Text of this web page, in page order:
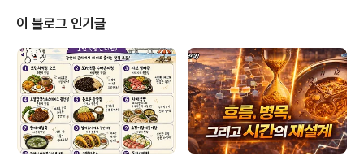
브로스넌분)는 가상현실을 통한 잠재능력 개발 연구 중에
지능이 뒤떨어지는 한 청년의 잠재 능력을 무한대로 끌어
올려 주며 실험에 성공한다. 하지만 사악한 다른 연구원의
공격성 약물투입으로 인해 피실험자는 공격적이고 포악하
게 변해버리며 스스로 자신을 괴롭혔던 사람들을 살해한
다. 또한 스스로 신(神)이 되길 갈구한다. ..
이 블로그 인기글